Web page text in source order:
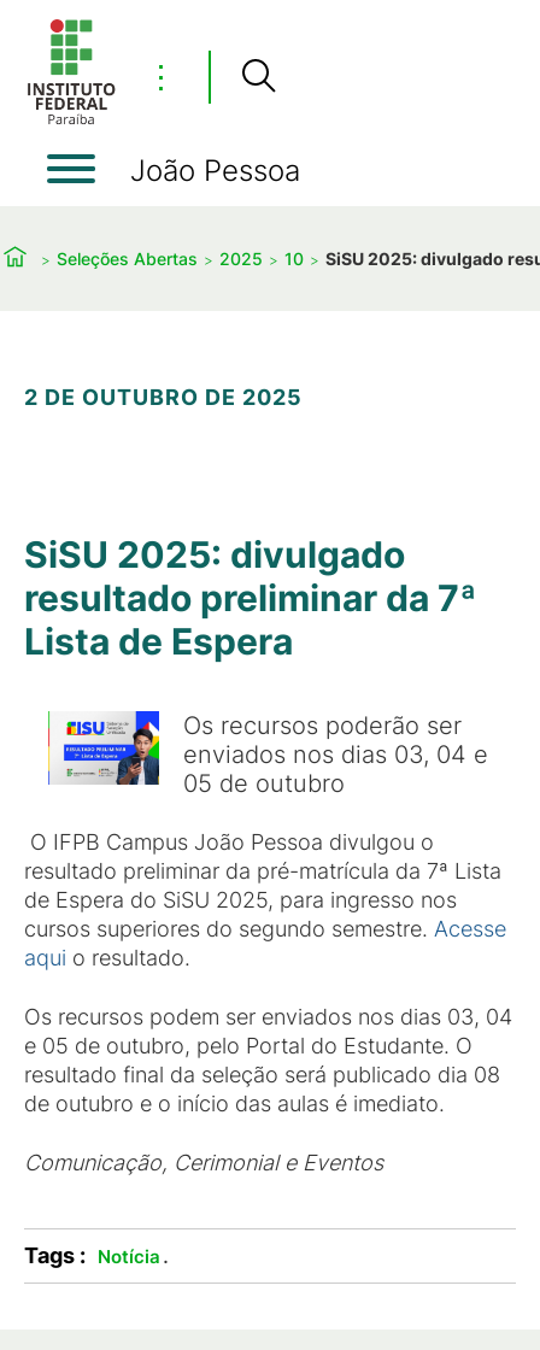
⋮
João Pessoa
Seleções Abertas 2025 10 SiSU 2025: divulgado
2 DE OUTUBRO DE 2025
SiSU 2025: divulgado
resultado preliminar da 7ª
Lista de Espera
Os recursos poderão ser
enviados nos dias 03, 04 e
05 de outubro
O IFPB Campus João Pessoa divulgou o
resultado preliminar da pré-matrícula da 7ª Lista
de Espera do SiSU 2025, para ingresso nos
cursos superiores do segundo semestre. Acesse
aqui o resultado.
Os recursos podem ser enviados nos dias 03, 04
e 05 de outubro, pelo Portal do Estudante. O
resultado final da seleção será publicado dia 08
de outubro e o início das aulas é imediato.
Comunicação, Cerimonial e Eventos
Tags : Notícia .